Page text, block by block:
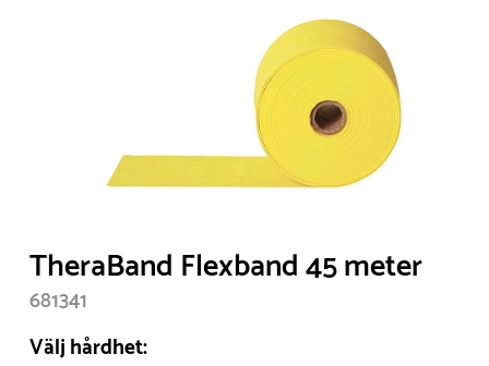
Item
of
1
TheraBand Flexband 45 meter
681341
Välj hårdhet: